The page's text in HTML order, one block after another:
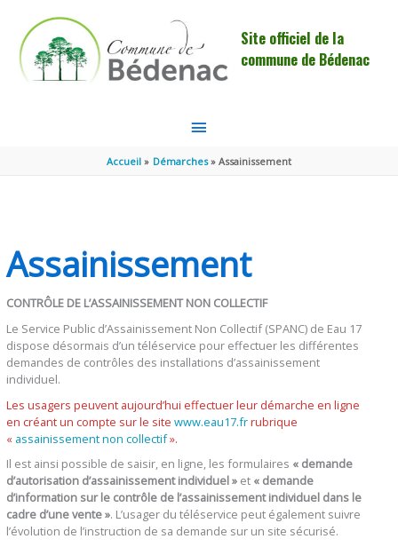
Site officiel de la
commune de Bédenac
MENU
PRINCIPAL
Accueil Démarches Assainissement
Assainissement
CONTRÔLE DE L’ASSAINISSEMENT NON COLLECTIF
Le Service Public d’Assainissement Non Collectif (SPANC) de Eau 17
dispose désormais d’un téléservice pour effectuer les différentes
demandes de contrôles des installations d’assainissement
individuel.
Les usagers peuvent aujourd’hui effectuer leur démarche en ligne
en créant un compte sur le site www.eau17.frrubrique
« assainissement non collectif».
Il est ainsi possible de saisir, en ligne, les formulaires « demande
d’autorisation d’assainissement individuel »et« demande
d’information sur le contrôle de l’assainissement individuel dans le
cadre d’une vente ». L’usager du téléservice peut également suivre
l’évolution de l’instruction de sa demande sur un site sécurisé.